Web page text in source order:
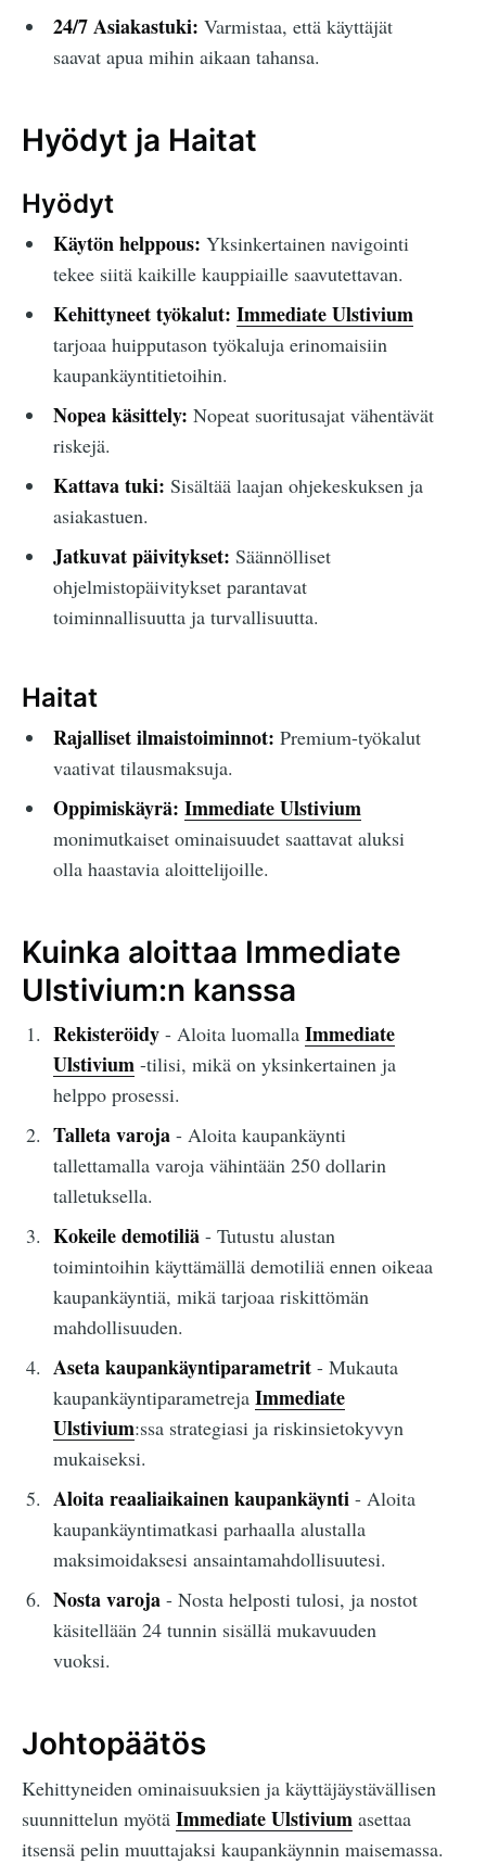
24/7 Asiakastuki: Varmistaa, että käyttäjät
saavat apua mihin aikaan tahansa.
Hyödyt ja Haitat
Hyödyt
Käytön helppous: Yksinkertainen navigointi
tekee siitä kaikille kauppiaille saavutettavan.
Kehittyneet työkalut: Immediate Ulstivium
tarjoaa huipputason työkaluja erinomaisiin
kaupankäyntitietoihin.
Nopea käsittely: Nopeat suoritusajat vähentävät
riskejä.
Kattava tuki: Sisältää laajan ohjekeskuksen ja
asiakastuen.
Jatkuvat päivitykset: Säännölliset
ohjelmistopäivitykset parantavat
toiminnallisuutta ja turvallisuutta.
Haitat
Rajalliset ilmaistoiminnot: Premium-työkalut
vaativat tilausmaksuja.
Oppimiskäyrä: Immediate Ulstivium
monimutkaiset ominaisuudet saattavat aluksi
olla haastavia aloittelijoille.
Kuinka aloittaa Immediate
Ulstivium:n kanssa
Rekisteröidy- Aloita luomalla Immediate
Ulstivium-tilisi, mikä on yksinkertainen ja
helppo prosessi.
Talleta varoja- Aloita kaupankäynti
tallettamalla varoja vähintään 250 dollarin
talletuksella.
Kokeile demotiliä- Tutustu alustan
toimintoihin käyttämällä demotiliä ennen oikeaa
kaupankäyntiä, mikä tarjoaa riskittömän
mahdollisuuden.
Aseta kaupankäyntiparametrit- Mukauta
kaupankäyntiparametreja Immediate
Ulstivium:ssa strategiasi ja riskinsietokyvyn
mukaiseksi.
Aloita reaaliaikainen kaupankäynti- Aloita
kaupankäyntimatkasi parhaalla alustalla
maksimoidaksesi ansaintamahdollisuutesi.
Nosta varoja- Nosta helposti tulosi, ja nostot
käsitellään 24 tunnin sisällä mukavuuden
vuoksi.
Johtopäätös
Kehittyneiden ominaisuuksien ja käyttäjäystävällisen
suunnittelun myötä Immediate Ulstivium asettaa
itsensä pelin muuttajaksi kaupankäynnin maisemassa.